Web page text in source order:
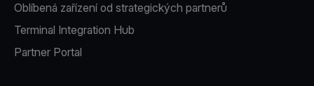
Oblíbená zařízení od strategických partnerů
Terminal Integration Hub
Partner Portal